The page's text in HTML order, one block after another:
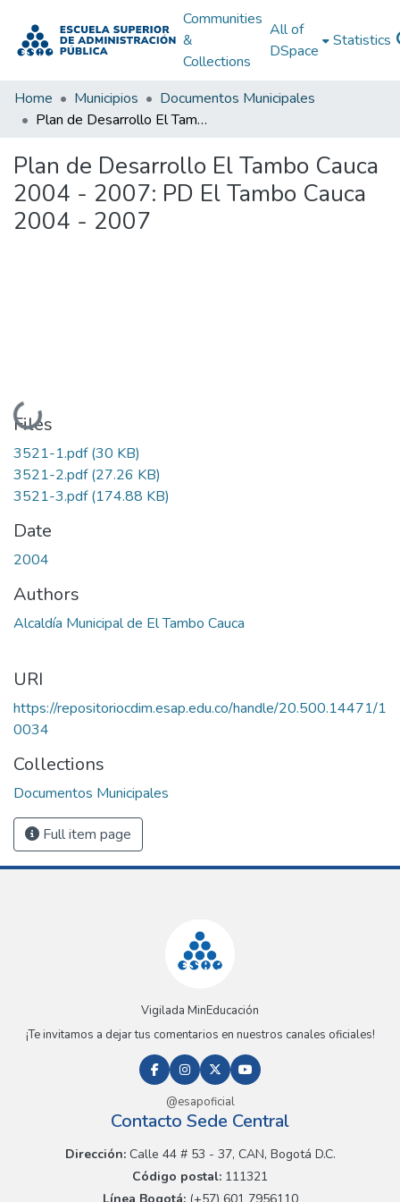
Communities
&
Collections
All of
DSpace
Statistics
Home Municipios
Documentos Municipales
Plan de Desarrollo El Tambo Cauca 2004 - 2007: PD El Tambo Cauca 2004 - 2007
Plan de Desarrollo El Tambo Cauca
2004 - 2007: PD El Tambo Cauca
2004 - 2007
Loading...
Files
3521-1.pdf(30 KB)
3521-2.pdf(27.26 KB)
3521-3.pdf(174.88 KB)
Date
2004
Authors
Alcaldía Municipal de El Tambo Cauca
URI
https://repositoriocdim.esap.edu.co/handle/20.500.14471/1
0034
Collections
Documentos Municipales
Full item page
Vigilada MinEducación
¡Te invitamos a dejar tus comentarios en nuestros canales oficiales!
@esapoficial
Contacto Sede Central
Dirección:Calle 44 # 53 - 37, CAN, Bogotá D.C.
Código postal: 111321